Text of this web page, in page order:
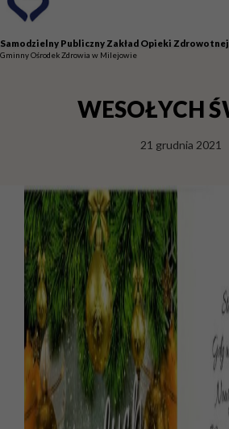
Samodzielny Publiczny Zakład Opieki Zdrowotnej
Gminny Ośrodek Zdrowia w Milejowie
WESOŁYCH
21 grudnia 2021